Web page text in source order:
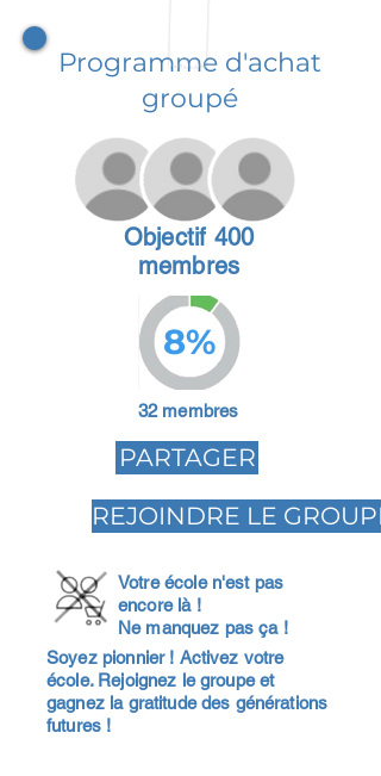
Programme d'achat
groupé
Objectif 400
membres
8%
32 membres
PARTAGER
REJOINDRE LE GROUPE
Votre école n'est pas
encore là !
Ne manquez pas ça !
Soyez pionnier ! Activez votre
école. Rejoignez le groupe et
gagnez la gratitude des générations
futures !